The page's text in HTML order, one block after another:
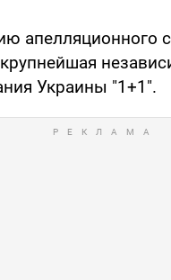
апелляционного
Украины "1+1".